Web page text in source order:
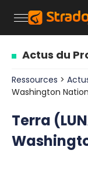
Actus du
Ressources >
Washington
Terra